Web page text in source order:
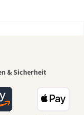
& Sicherheit